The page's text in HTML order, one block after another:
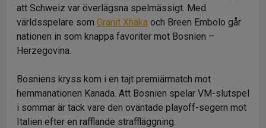
att Schweiz var överlägsna spelmässigt. Med
världsspelare som Granit Xhaka och Breen Embolo går
nationen in som knappa favoriter mot Bosnien –
Herzegovina.
Bosniens kryss kom i en tajt premiärmatch mot
hemmanationen Kanada. Att Bosnien spelar VM-slutspel
i sommar är tack vare den oväntade playoff-segern mot
Italien efter en rafflande straffläggning.